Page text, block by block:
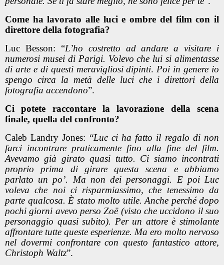
Come ha lavorato alle luci e ombre del film con il
direttore della fotografia?
Luc Besson: “L’ho costretto ad andare a visitare i
numerosi musei di Parigi. Volevo che lui si alimentasse
di arte e di questi meravigliosi dipinti. Poi in genere io
spengo circa la metà delle luci che i direttori della
fotografia accendono”.
Ci potete raccontare la lavorazione della scena
finale, quella del confronto?
Caleb Landry Jones: “Luc ci ha fatto il regalo di non
farci incontrare praticamente fino alla fine del film.
Avevamo già girato quasi tutto. Ci siamo incontrati
proprio prima di girare questa scena e abbiamo
parlato un po’. Ma non dei personaggi. E poi Luc
voleva che noi ci risparmiassimo, che tenessimo da
parte qualcosa. È stato molto utile. Anche perché dopo
pochi giorni avevo perso Zoë (visto che uccidono il suo
personaggio quasi subito). Per un attore è stimolante
affrontare tutte queste esperienze. Ma ero molto nervoso
nel dovermi confrontare con questo fantastico attore,
Christoph Waltz”.